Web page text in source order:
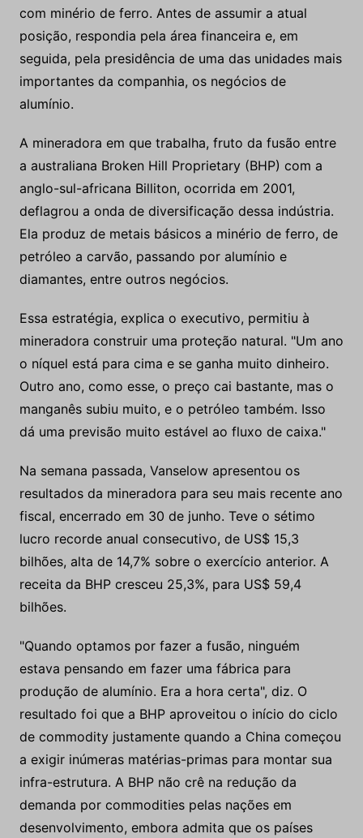
com minério de ferro. Antes de assumir a atual
posição, respondia pela área financeira e, em
seguida, pela presidência de uma das unidades mais
importantes da companhia, os negócios de
alumínio.
A mineradora em que trabalha, fruto da fusão entre
a australiana Broken Hill Proprietary (BHP) com a
anglo-sul-africana Billiton, ocorrida em 2001,
deflagrou a onda de diversificação dessa indústria.
Ela produz de metais básicos a minério de ferro, de
petróleo a carvão, passando por alumínio e
diamantes, entre outros negócios.
Essa estratégia, explica o executivo, permitiu à
mineradora construir uma proteção natural. "Um ano
o níquel está para cima e se ganha muito dinheiro.
Outro ano, como esse, o preço cai bastante, mas o
manganês subiu muito, e o petróleo também. Isso
dá uma previsão muito estável ao fluxo de caixa."
Na semana passada, Vanselow apresentou os
resultados da mineradora para seu mais recente ano
fiscal, encerrado em 30 de junho. Teve o sétimo
lucro recorde anual consecutivo, de US$ 15,3
bilhões, alta de 14,7% sobre o exercício anterior. A
receita da BHP cresceu 25,3%, para US$ 59,4
bilhões.
"Quando optamos por fazer a fusão, ninguém
estava pensando em fazer uma fábrica para
produção de alumínio. Era a hora certa", diz. O
resultado foi que a BHP aproveitou o início do ciclo
de commodity justamente quando a China começou
a exigir inúmeras matérias-primas para montar sua
infra-estrutura. A BHP não crê na redução da
demanda por commodities pelas nações em
desenvolvimento, embora admita que os países